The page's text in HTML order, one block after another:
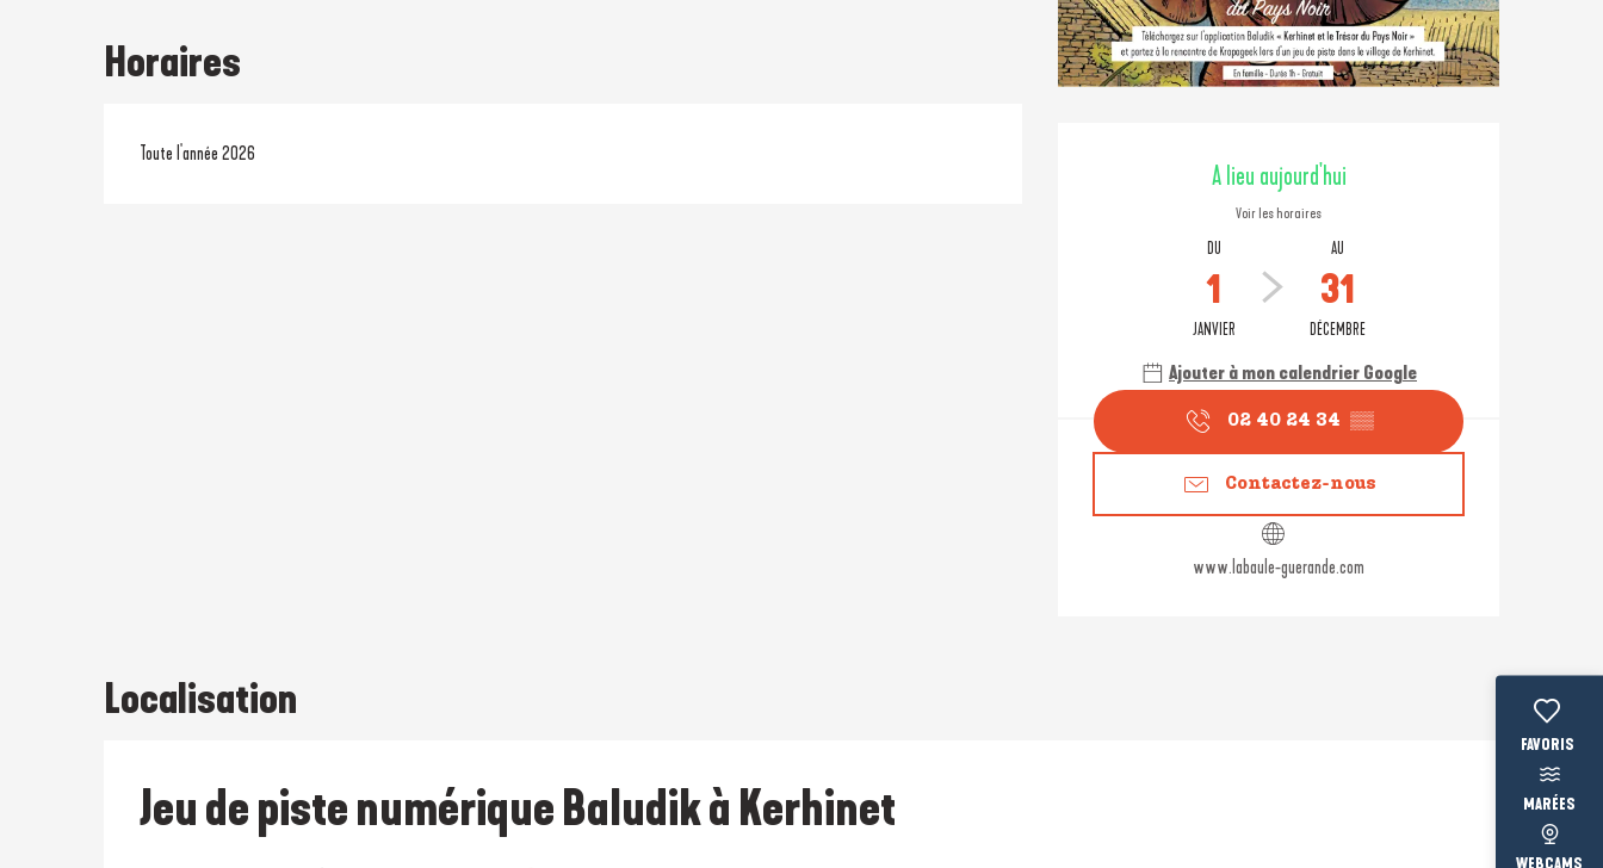
Voir les
MARÉES
WEBCAMS
Ouverture et
A lieu aujourd'hui
Voir les horaires
DU
1
JANVIER
AU
31
DÉCEMBRE
Ajouter à mon calendrier Google
02 40 24 34 ▒▒
Contactez-nous
www.labaule-guerande.com
Horaires
Toute l'année 2026
Localisation
Jeu de piste numérique Baludik à Kerhinet